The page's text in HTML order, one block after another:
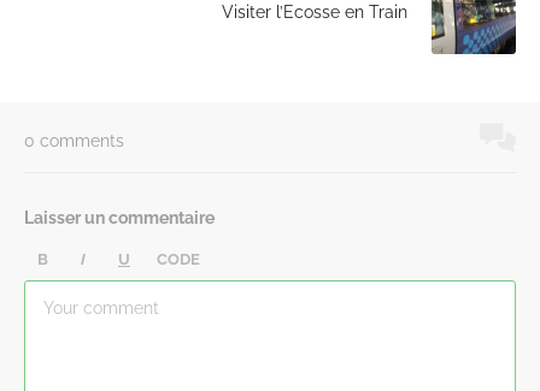
Visiter l’Ecosse en Train
0 comments
Laisser un commentaire
B I U CODE